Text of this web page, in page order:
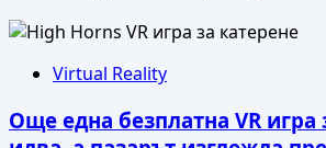
Virtual Reality
Още една безплатна VR игра